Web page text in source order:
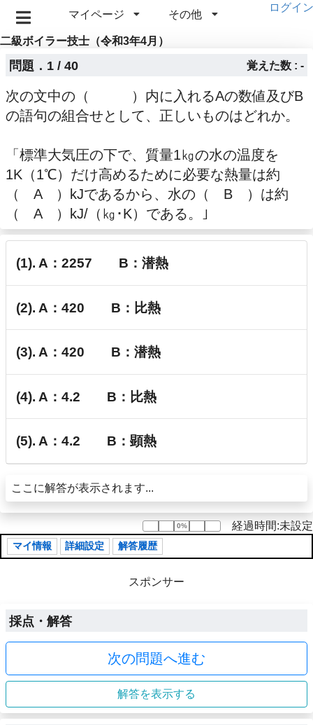
マイページ その他
ログイン
二級ボイラー技士（令和3年4月）
問題．1 / 40 覚えた数 : -
次の文中の（ ）内に入れるAの数値及びB
の語句の組合せとして、正しいものはどれか。
「標準大気圧の下で、質量1㎏の水の温度を
1K（1℃）だけ高めるために必要な熱量は約
（ A ）kJであるから、水の（ B ）は約
（ A ）kJ/（㎏･K）である。｣
(1). A：2257 B：潜熱
(2). A：420 B：比熱
(3). A：420 B：潜熱
(4). A：4.2 B：比熱
(5). A：4.2 B：顕熱
ここに解答が表示されます...
0%
0% 経過時間:未設定
マイ情報 詳細設定 解答履歴
スポンサー
採点・解答
次の問題へ進む
解答を表示する